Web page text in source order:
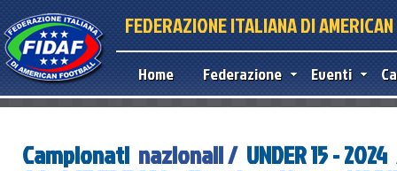
FEDERAZIONE ITALIANA DI
Home Federazione Eventi
Campionati nazionali / UNDER 15 - 2024